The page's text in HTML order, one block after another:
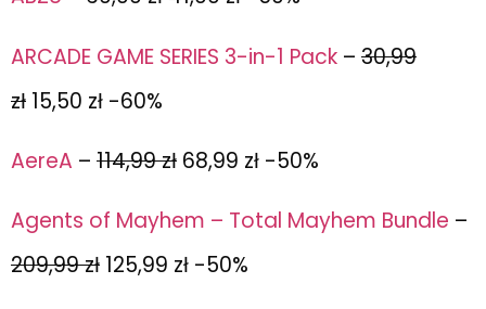
ARCADE GAME SERIES 3-in-1 Pack – 30,99
zł 15,50 zł -60%
AereA – 114,99 zł 68,99 zł -50%
Agents of Mayhem – Total Mayhem Bundle –
209,99 zł 125,99 zł -50%